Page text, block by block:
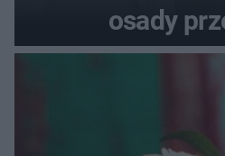
osady